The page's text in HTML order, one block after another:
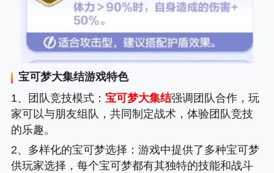
宝可梦大集结游戏特色
1、团队竞技模式： 宝可梦大集结强调团队合作，玩
家可以与朋友组队，共同制定战术，体验团队竞技
的乐趣。
2、多样化的宝可梦选择 ：游戏中提供了多种宝可梦
供玩家选择，每个宝可梦都有其独特的技能和战斗